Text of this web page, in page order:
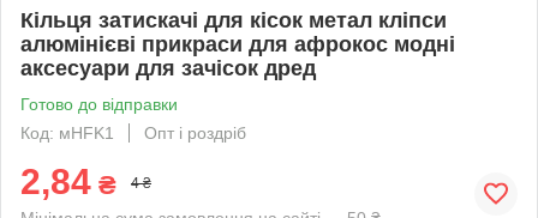
Кільця затискачі для кісок метал кліпси
алюмінієві прикраси для афрокос модні
аксесуари для зачісок дред
Готово до відправки
Код: мHFK1
Опт і роздріб
2,84 ₴ 4 ₴